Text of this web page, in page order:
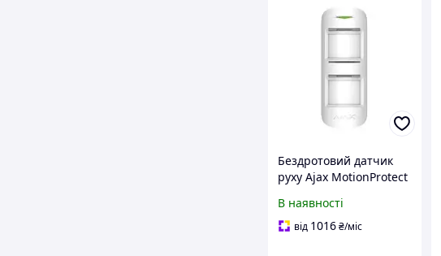
Бездротовий датчик
руху Ajax MotionProtect
(12895.33.WH1)
В наявності
від 1016₴/міс